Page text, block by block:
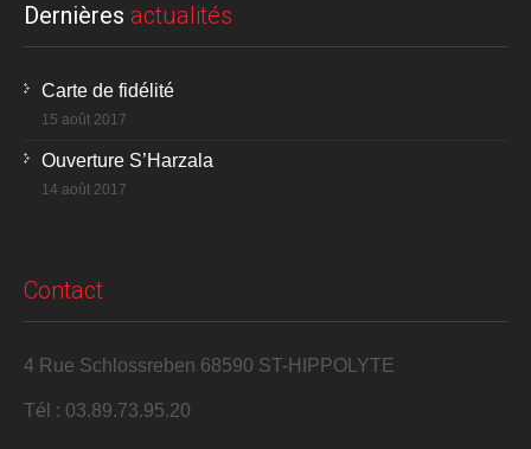
Dernières actualités
Carte de fidélité
15 août 2017
Ouverture S’Harzala
14 août 2017
Contact
4 Rue Schlossreben 68590 ST-HIPPOLYTE
Tél : 03.89.73.95.20